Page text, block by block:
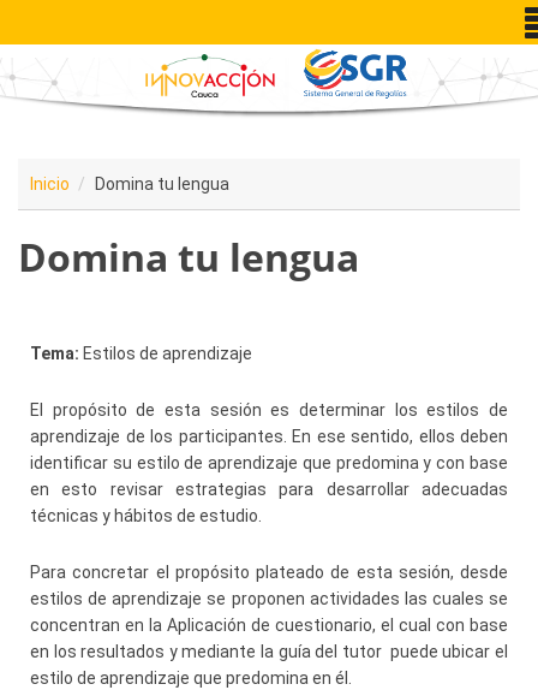
Pasar al contenido principal
Inicio Domina tu lengua
Domina tu lengua
Tema: Estilos de aprendizaje
El propósito de esta sesión es determinar los estilos de
aprendizaje de los participantes. En ese sentido, ellos deben
identificar su estilo de aprendizaje que predomina y con base
en esto revisar estrategias para desarrollar adecuadas
técnicas y hábitos de estudio.
Para concretar el propósito plateado de esta sesión, desde
estilos de aprendizaje se proponen actividades las cuales se
concentran en la Aplicación de cuestionario, el cual con base
en los resultados y mediante la guía del tutor puede ubicar el
estilo de aprendizaje que predomina en él.